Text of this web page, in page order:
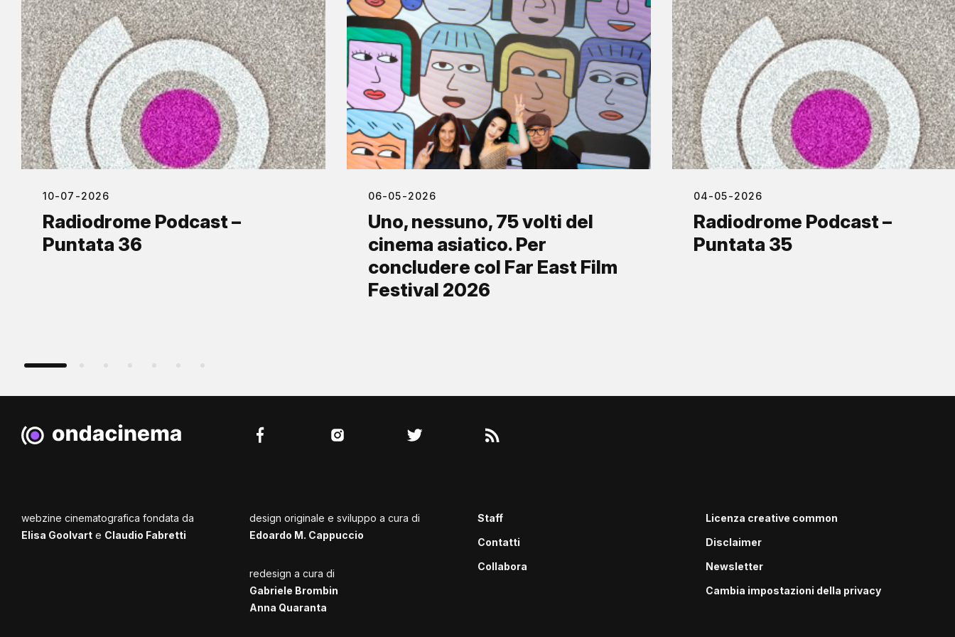
10-07-2026
Radiodrome Podcast –
Puntata 36
06-05-2026
Uno, nessuno, 75 volti del
cinema asiatico. Per
concludere col Far East Film
Festival 2026
04-05-2026
Radiodrome Podcast –
Puntata 35
webzine cinematografica fondata da
Elisa Goolvart e Claudio Fabretti
design originale e sviluppo a cura di
Edoardo M. Cappuccio
redesign a cura di
Gabriele Brombin
Anna Quaranta
Staff
Contatti
Collabora
Licenza creative common
Disclaimer
Newsletter
Cambia impostazioni della privacy